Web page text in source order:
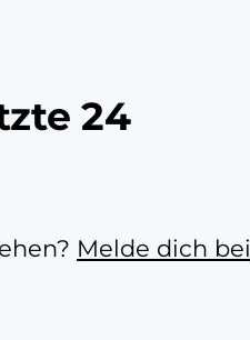
24
Melde dich bei